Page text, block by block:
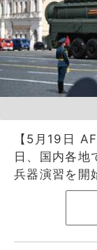
【5月19日
日、国内各地
兵器演習を開